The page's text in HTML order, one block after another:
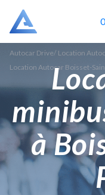
Autocar Drive/ Location
Location Autocar Boisset-
à